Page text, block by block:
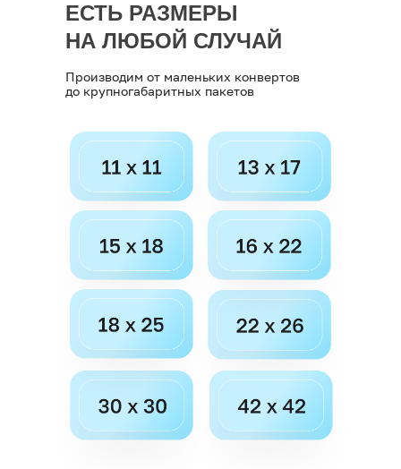
Производим от маленьких конвертов
до крупногабаритных пакетов
ЕСТЬ РАЗМЕРЫ
НА ЛЮБОЙ СЛУЧАЙ